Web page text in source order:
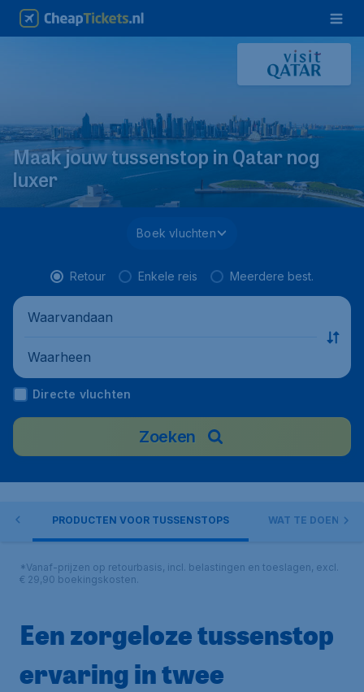
Maak jouw tussenstop in Qatar nog
luxer
Boek vluchten
Retour Enkele reis Meerdere best.
Waarvandaan
Waarheen
Directe vluchten
Zoeken
PRODUCTEN VOOR TUSSENSTOPS WAT TE DOEN IN
*Vanaf-prijzen op retourbasis, incl. belastingen en toeslagen, excl.
€ 29,90 boekingskosten.
Een zorgeloze tussenstop
ervaring in twee